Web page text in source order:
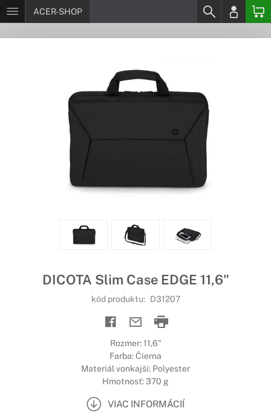
ACER-SHOP
DICOTA Slim Case EDGE 11,6"
kód produktu: D31207
Rozmer: 11,6"
Farba: Čierna
Materiál vonkajší: Polyester
Hmotnosť: 370 g
VIAC INFORMÁCIÍ